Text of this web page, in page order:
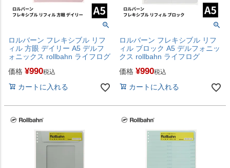
ロルバーン フレキシブル リフ
ィル 方眼 デイリー A5 デルフ
ォニックス rollbahn ライフログ
価格 ¥990税込
カートに入れる
ロルバーン フレキシブル リフ
ィル ブロック A5 デルフォニッ
クス rollbahn ライフログ
価格 ¥990税込
カートに入れる